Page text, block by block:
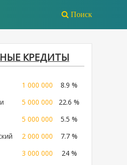
Поиск
КРЕДИТЫ
1 000 000
8.9 %
5 000 000
22.6 %
5 000 000
5.5 %
2 000 000
7.7 %
3 000 000
24 %